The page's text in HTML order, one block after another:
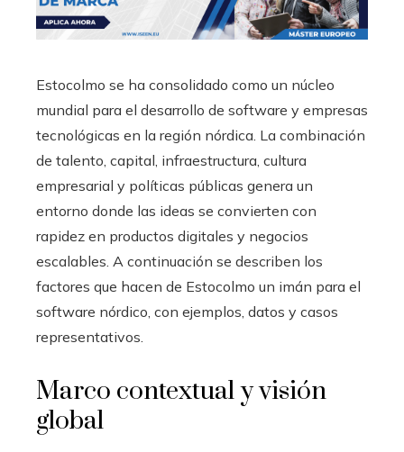
Estocolmo se ha consolidado como un núcleo
mundial para el desarrollo de software y empresas
tecnológicas en la región nórdica. La combinación
de talento, capital, infraestructura, cultura
empresarial y políticas públicas genera un
entorno donde las ideas se convierten con
rapidez en productos digitales y negocios
escalables. A continuación se describen los
factores que hacen de Estocolmo un imán para el
software nórdico, con ejemplos, datos y casos
representativos.
Marco contextual y visión
global